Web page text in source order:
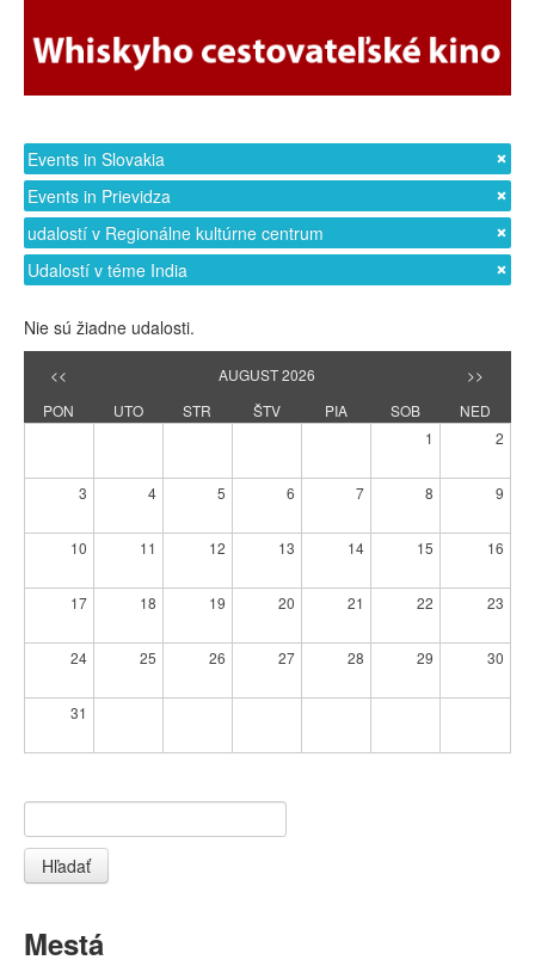
Events in Slovakia
Events in Prievidza
udalostí v Regionálne kultúrne centrum
Udalostí v téme India
Nie sú žiadne udalosti.
<< AUGUST 2026
>>
PON
UTO STR ŠTV PIA SOB
NED
1
2
3 4 5 6 7 8 9
10 11 12 13 14 15 16
17 18 19 20 21 22 23
24 25 26 27 28 29 30
31
Hľadať
Mestá